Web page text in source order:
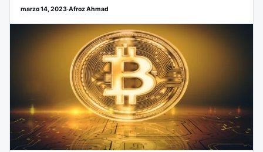
marzo 14, 2023·Afroz Ahmad